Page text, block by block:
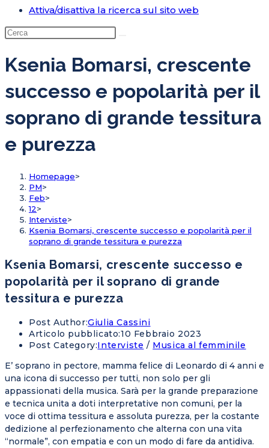
Attiva/disattiva la ricerca sul sito web
Ksenia Bomarsi, crescente
successo e popolarità per il
soprano di grande tessitura
e purezza
Homepage>
PM>
Feb>
12>
Interviste>
Ksenia Bomarsi, crescente successo e popolarità per il
soprano di grande tessitura e purezza
Ksenia Bomarsi, crescente successo e
popolarità per il soprano di grande
tessitura e purezza
Post Author:Giulia Cassini
Articolo pubblicato:10 Febbraio 2023
Post Category:Interviste / Musica al femminile
E’ soprano in pectore, mamma felice di Leonardo di 4 anni e
una icona di successo per tutti, non solo per gli
appassionati della musica. Sarà per la grande preparazione
e tecnica unita a doti interpretative non comuni, per la
voce di ottima tessitura e assoluta purezza, per la costante
dedizione al perfezionamento che alterna con una vita
“normale”, con empatia e con un modo di fare da antidiva.